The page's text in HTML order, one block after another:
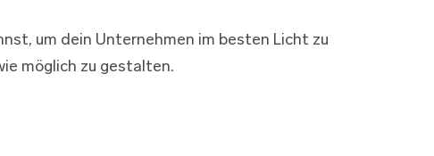
um dein Unternehmen im besten Licht zu
möglich zu gestalten.